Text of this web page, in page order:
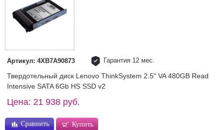
Артикул: 4XB7A90873 Гарантия 12 мес.
Твердотельный диск Lenovo ThinkSystem 2.5" VA 480GB Read
Intensive SATA 6Gb HS SSD v2
Цена: 21 938 руб.
Сравнить Купить